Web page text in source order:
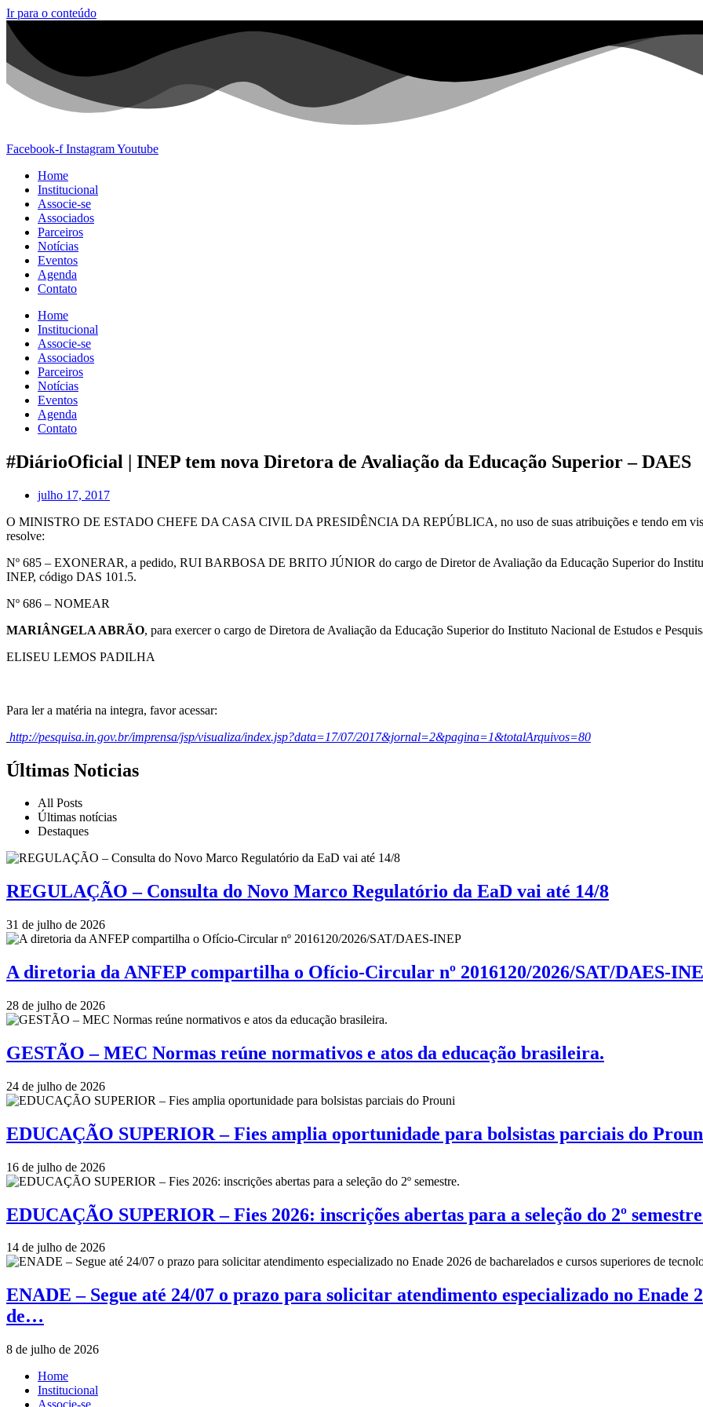
Ir para o conteúdo
Facebook-f InstagramYoutube
Home
Institucional
Associe-se
Associados
Parceiros
Notícias
Eventos
Agenda
Contato
Home
Institucional
Associe-se
Associados
Parceiros
Notícias
Eventos
Agenda
Contato
#DiárioOficial | INEP tem nova Diretora de Avaliação da Educação Superior – DAES
julho 17, 2017
O MINISTRO DE ESTADO CHEFE DA CASA CIVIL DA PRESIDÊNCIA DA REPÚBLICA, no uso de suas atribuições e tendo em
resolve:
Nº 685 – EXONERAR, a pedido, RUI BARBOSA DE BRITO JÚNIOR do cargo de Diretor de Avaliação da Educação Superior do
INEP, código DAS 101.5.
Nº 686 – NOMEAR
MARIÂNGELA ABRÃO, para exercer o cargo de Diretora de Avaliação da Educação Superior do Instituto Nacional de Estudos e
ELISEU LEMOS PADILHA
Para ler a matéria na integra, favor acessar:
http://pesquisa.in.gov.br/imprensa/jsp/visualiza/index.jsp?data=17/07/2017&jornal=2&pagina=1&totalArquivos=80
Últimas Noticias
All Posts
Últimas notícias
Destaques
REGULAÇÃO – Consulta do Novo Marco Regulatório da EaD vai até 14/8
31 de julho de 2026
A diretoria da ANFEP compartilha o Ofício-Circular nº 2016120/2026/SAT/DAES-
28 de julho de 2026
GESTÃO – MEC Normas reúne normativos e atos da educação brasileira.
24 de julho de 2026
EDUCAÇÃO SUPERIOR – Fies amplia oportunidade para bolsistas parciais do
16 de julho de 2026
EDUCAÇÃO SUPERIOR – Fies 2026: inscrições abertas para a seleção do 2º
14 de julho de 2026
ENADE – Segue até 24/07 o prazo para solicitar atendimento especializado no Enade
de…
8 de julho de 2026
Home
Institucional